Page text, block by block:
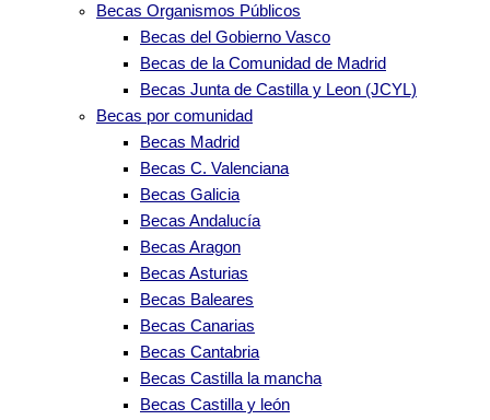
Becas Organismos Públicos
Becas del Gobierno Vasco
Becas de la Comunidad de Madrid
Becas Junta de Castilla y Leon (JCYL)
Becas por comunidad
Becas Madrid
Becas C. Valenciana
Becas Galicia
Becas Andalucía
Becas Aragon
Becas Asturias
Becas Baleares
Becas Canarias
Becas Cantabria
Becas Castilla la mancha
Becas Castilla y león